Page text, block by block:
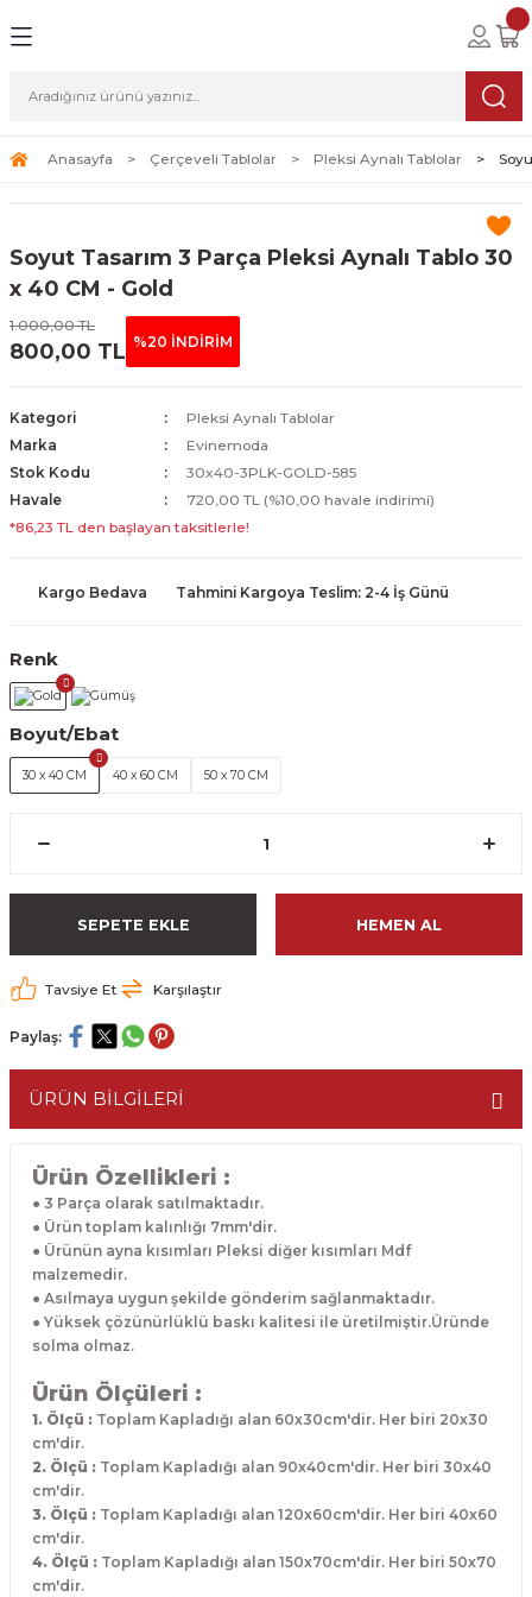
Tablolar
Tablolar
Sanat
Anasayfa Çerçeveli Tablolar Pleksi Aynalı Tablolar
Soyut Tasarım 3 Parça Pleksi Aynalı Tablo 30
x 40 CM - Gold
1.000,00 TL
800,00 TL %20 İNDİRİM
Kategori
Pleksi Aynalı Tablolar
Marka
Evinemoda
Stok Kodu
30x40-3PLK-GOLD-585
Havale
720,00 TL (%10,00 havale indirimi)
*86,23 TL den başlayan taksitlerle!
Kargo Bedava Tahmini Kargoya Teslim: 2-4 İş Günü
Renk
Boyut/Ebat
30 x 40 CM 40 x 60 CM 50 x 70 CM
SEPETE EKLE HEMEN AL
Tavsiye Et Karşılaştır
Paylaş:
ÜRÜN BİLGİLERİ
Ürün Özellikleri :
● 3 Parça olarak satılmaktadır.
● Ürün toplam kalınlığı 7mm'dir.
● Ürünün ayna kısımları Pleksi diğer kısımları Mdf
malzemedir.
● Asılmaya uygun şekilde gönderim sağlanmaktadır.
● Yüksek çözünürlüklü baskı kalitesi ile üretilmiştir.Üründe
solma olmaz.
Ürün Ölçüleri :
1. Ölçü : Toplam Kapladığı alan 60x30cm'dir. Her biri 20x30
cm'dir.
2. Ölçü : Toplam Kapladığı alan 90x40cm'dir. Her biri 30x40
cm'dir.
3. Ölçü : Toplam Kapladığı alan 120x60cm'dir. Her biri 40x60
cm'dir.
4. Ölçü : Toplam Kapladığı alan 150x70cm'dir. Her biri 50x70
cm'dir.